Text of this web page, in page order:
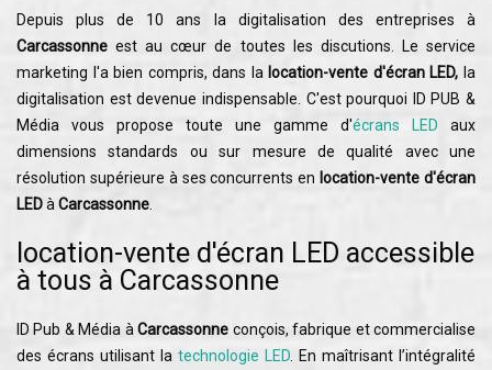
Depuis plus de 10 ans la digitalisation des entreprises à
Carcassonne est au cœur de toutes les discutions. Le service
marketing l'a bien compris, dans la location-vente d'écran LED, la
digitalisation est devenue indispensable. C'est pourquoi ID PUB &
Média vous propose toute une gamme d'écrans LED aux
dimensions standards ou sur mesure de qualité avec une
résolution supérieure à ses concurrents en location-vente d'écran
LEDà Carcassonne
location-vente d'écran LED accessible
à tous à Carcassonne
ID Pub & Média àCarcassonne conçois, fabrique et commercialise
des écrans utilisant la technologie LED . En maîtrisant l’intégralité